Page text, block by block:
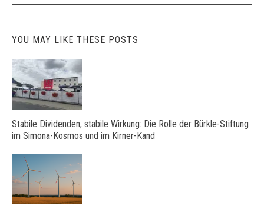
YOU MAY LIKE THESE POSTS
Stabile Dividenden, stabile Wirkung: Die Rolle der Bürkle-Stiftung
im Simona-Kosmos und im Kirner-Kand